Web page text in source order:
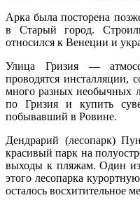
Арка была посторена
в Старый город.
относился к Венеции и
Улица Гризия —
проводятся инсталляции,
много разных необычных
по Гризия и купить
побывавший в Ровине.
Дендрарий (лесопарк)
красивый парк на
выходы к пляжам. Один из
этого лесопарка
осталось восхитительное